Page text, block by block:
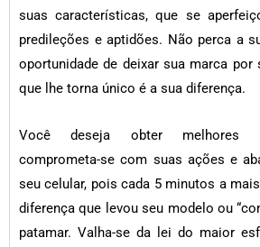
suas características, que se
predileções e aptidões. Não perca a
oportunidade de deixar sua marca por
que lhe torna único é a sua diferença.
Você deseja obter melhores
comprometa-se com suas ações e
seu celular, pois cada 5 minutos a
diferença que levou seu modelo ou
patamar. Valha-se da lei do maior